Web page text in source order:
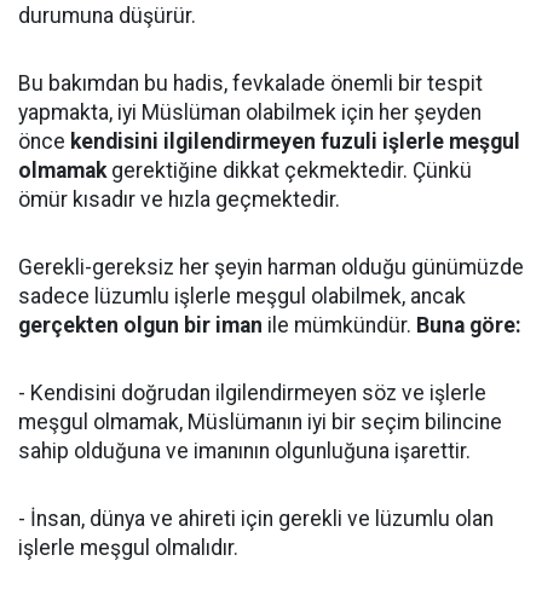
durumuna düşürür.
Bu bakımdan bu hadis, fevkalade önemli bir tespit
yapmakta, iyi Müslüman olabilmek için her şeyden
önce kendisini ilgilendirmeyen fuzuli işlerle meşgul
olmamakgerektiğine dikkat çekmektedir. Çünkü
ömür kısadır ve hızla geçmektedir.
Gerekli-gereksiz her şeyin harman olduğu günümüzde
sadece lüzumlu işlerle meşgul olabilmek, ancak
gerçekten olgun bir iman ile mümkündür. Buna göre:
- Kendisini doğrudan ilgilendirmeyen söz ve işlerle
meşgul olmamak, Müslümanın iyi bir seçim bilincine
sahip olduğuna ve imanının olgunluğuna işarettir.
- İnsan, dünya ve ahireti için gerekli ve lüzumlu olan
işlerle meşgul olmalıdır.